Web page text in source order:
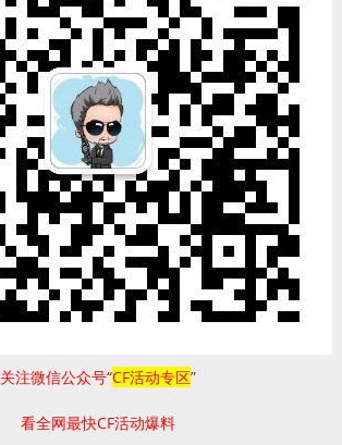
关注微信公众号“CF活动专区”
看全网最快CF活动爆料